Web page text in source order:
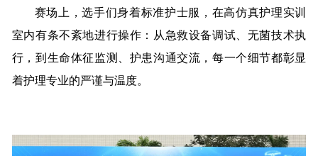
赛场上，选手们身着标准护士服，在高仿真护理实训
室内有条不紊地进行操作：从急救设备调试、无菌技术执
行，到生命体征监测、护患沟通交流，每一个细节都彰显
着护理专业的严谨与温度。